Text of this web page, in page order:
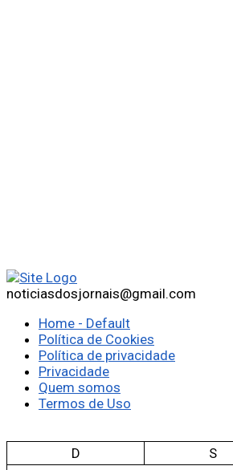
noticiasdosjornais@gmail.com
Home - Default
Política de Cookies
Política de privacidade
Privacidade
Quem somos
Termos de Uso
D S